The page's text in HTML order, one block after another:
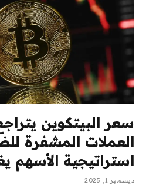
سعر البيتكوين
العملات المشفرة
استراتيجية الأسهم
ديسمبر 1, 2025